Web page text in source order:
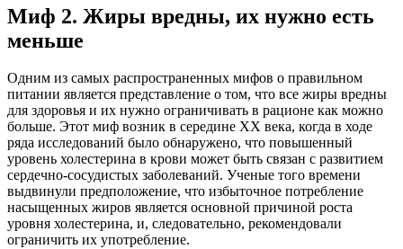
Миф 2. Жиры вредны, их нужно есть
меньше
Одним из самых распространенных мифов о правильном
питании является представление о том, что все жиры вредны
для здоровья и их нужно ограничивать в рационе как можно
больше. Этот миф возник в середине XX века, когда в ходе
ряда исследований было обнаружено, что повышенный
уровень холестерина в крови может быть связан с развитием
сердечно-сосудистых заболеваний. Ученые того времени
выдвинули предположение, что избыточное потребление
насыщенных жиров является основной причиной роста
уровня холестерина, и, следовательно, рекомендовали
ограничить их употребление.